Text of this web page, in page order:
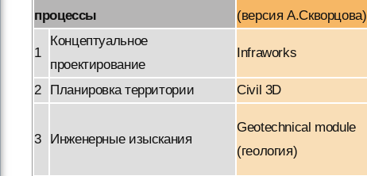
процессы
(версия А.Скворцова)
1
Концептуальное
проектирование
Infraworks
2 Планировка территории Civil 3D
3 Инженерные изыскания
Geotechnical module
(геология)